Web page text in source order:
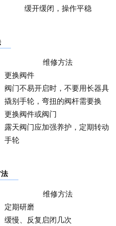
缓开缓闭，操作平稳
维修方法
更换阀件
阀门不易开启时，不要用长器具
撬别手轮，弯扭的阀杆需要换
更换阀件或阀门
露天阀门应加强养护，定期转动
手轮
维修方法
定期研磨
缓慢、反复启闭几次